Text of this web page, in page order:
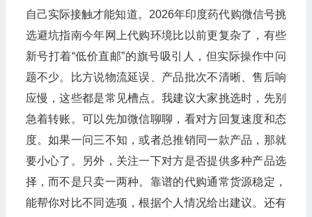
自己实际接触才能知道。2026年印度药代购微信号挑
选避坑指南今年网上代购环境比以前更复杂了，有些
新号打着“低价直邮”的旗号吸引人，但实际操作中问
题不少。比方说物流延误、产品批次不清晰、售后响
应慢，这些都是常见槽点。我建议大家挑选时，先别
急着转账。可以先加微信聊聊，看对方回复速度和态
度。如果一问三不知，或者总推销同一款产品，那就
要小心了。另外，关注一下对方是否提供多种产品选
择，而不是只卖一两种。靠谱的代购通常货源稳定，
能帮你对比不同选项，根据个人情况给出建议。还有